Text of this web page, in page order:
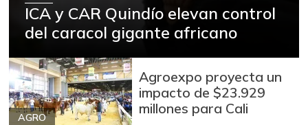
ICA y CAR Quindío elevan control
del caracol gigante africano
AGRO
Agroexpo proyecta un
impacto de $23.929
millones para Cali